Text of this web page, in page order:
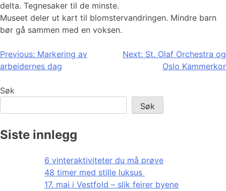
delta. Tegnesaker til de minste.
Museet deler ut kart til blomstervandringen. Mindre barn
bør gå sammen med en voksen.
Innleggsnavigasjon
Previous: Markering av
arbeidernes dag
Next: St. Olaf Orchestra og
Oslo Kammerkor
Søk
Søk
Siste innlegg
6 vinteraktiviteter du må prøve
48 timer med stille luksus
17. mai i Vestfold – slik feirer byene